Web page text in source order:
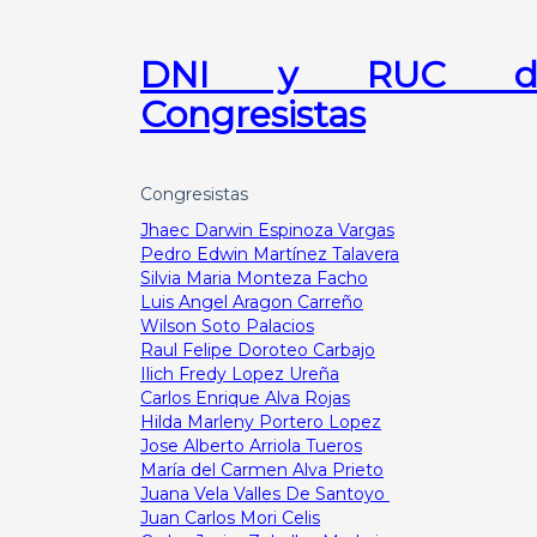
DNI y RUC
Congresistas
Congresistas
Jhaec Darwin Espinoza Vargas
Pedro Edwin Martínez Talavera
Silvia Maria Monteza Facho
Luis Angel Aragon Carreño
Wilson Soto Palacios
Raul Felipe Doroteo Carbajo
Ilich Fredy Lopez Ureña
Carlos Enrique Alva Rojas
Hilda Marleny Portero Lopez
Jose Alberto Arriola Tueros
María del Carmen Alva Prieto
Juana Vela Valles De Santoyo
Juan Carlos Mori Celis